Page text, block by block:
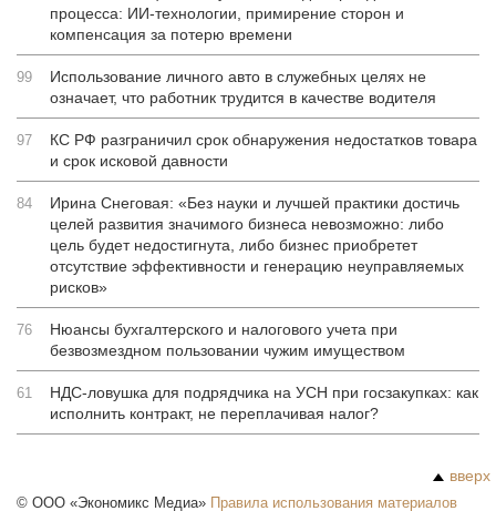
процесса: ИИ-технологии, примирение сторон и
компенсация за потерю времени
99
Использование личного авто в служебных целях не
означает, что работник трудится в качестве водителя
97
КС РФ разграничил срок обнаружения недостатков товара
и срок исковой давности
84
Ирина Снеговая: «Без науки и лучшей практики достичь
целей развития значимого бизнеса невозможно: либо
цель будет недостигнута, либо бизнес приобретет
отсутствие эффективности и генерацию неуправляемых
рисков»
76
Нюансы бухгалтерского и налогового учета при
безвозмездном пользовании чужим имуществом
61
НДС-ловушка для подрядчика на УСН при госзакупках: как
исполнить контракт, не переплачивая налог?
вверх
© ООО «Экономикс Медиа» Правила использования материалов